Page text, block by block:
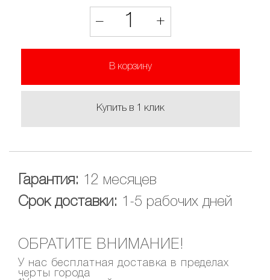
– 1 +
В корзину
Купить в 1 клик
Гарантия: 12 месяцев
Срок доставки: 1-5 рабочих дней
ОБРАТИТЕ ВНИМАНИЕ!
У нас бесплатная доставка в пределах
черты города